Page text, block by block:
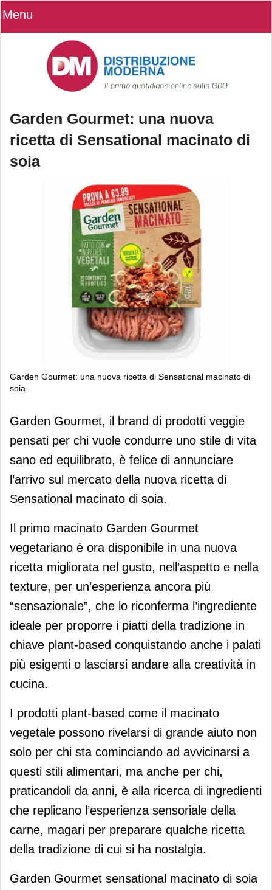
Menu
Garden Gourmet: una nuova
ricetta di Sensational macinato di
soia
Garden Gourmet: una nuova ricetta di Sensational macinato di
soia
Garden Gourmet: una nuova ricetta di
Sensational macinato di soia
Garden Gourmet, il brand di prodotti veggie
pensati per chi vuole condurre uno stile di vita
sano ed equilibrato, è felice di annunciare
l’arrivo sul mercato della nuova ricetta di
Sensational macinato di soia.
Il primo macinato Garden Gourmet
vegetariano è ora disponibile in una nuova
ricetta migliorata nel gusto, nell’aspetto e nella
texture, per un’esperienza ancora più
“sensazionale”, che lo riconferma l’ingrediente
ideale per proporre i piatti della tradizione in
chiave plant-based conquistando anche i palati
più esigenti o lasciarsi andare alla creatività in
cucina.
I prodotti plant-based come il macinato
vegetale possono rivelarsi di grande aiuto non
solo per chi sta cominciando ad avvicinarsi a
questi stili alimentari, ma anche per chi,
praticandoli da anni, è alla ricerca di ingredienti
che replicano l’esperienza sensoriale della
carne, magari per preparare qualche ricetta
della tradizione di cui si ha nostalgia.
Garden Gourmet sensational macinato di soia